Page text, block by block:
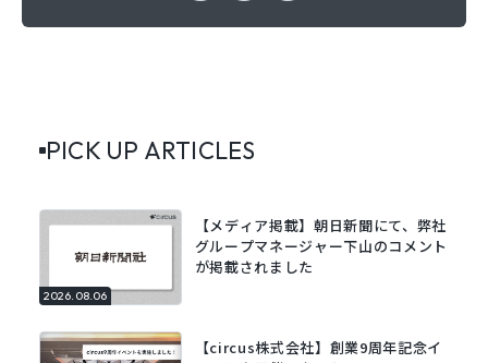
PICK UP ARTICLES
2026.08.06
【メディア掲載】朝日新聞にて、弊社
グループマネージャー下山のコメント
が掲載されました
【circus株式会社】創業9周年記念イ